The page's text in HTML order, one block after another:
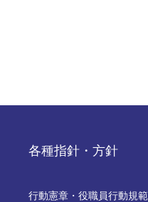
各種指針・方針
行動憲章・役職員行動規範